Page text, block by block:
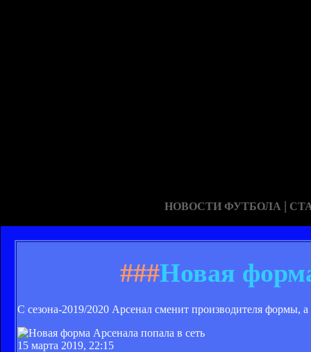
НОВОСТИ ФУТБОЛА |
###Новая
С сезона-2019/2020 Арсенал сменит производителя формы,
15 марта 2019, 22:15